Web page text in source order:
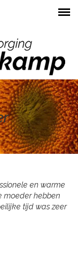
en warme
moeder hebben
tijd was zeer